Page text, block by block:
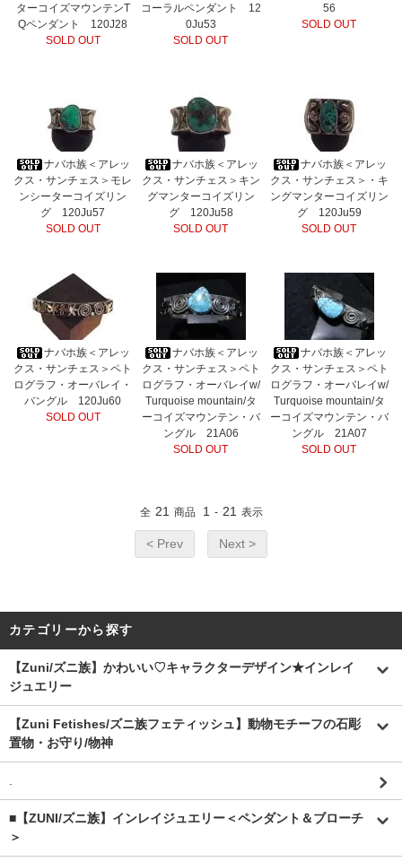
ターコイズマウンテンT
Qペンダント 120J28
SOLD OUT
コーラルペンダント 12
0Ju53
SOLD OUT
56
SOLD OUT
ナバホ族＜アレッ
クス・サンチェス＞モレ
ンシーターコイズリン
グ 120Ju57
SOLD OUT
ナバホ族＜アレッ
クス・サンチェス＞キン
グマンターコイズリン
グ 120Ju58
SOLD OUT
ナバホ族＜アレッ
クス・サンチェス＞・キ
ングマンターコイズリン
グ 120Ju59
SOLD OUT
ナバホ族＜アレッ
クス・サンチェス＞ペト
ログラフ・オーバレイ・
バングル 120Ju60
SOLD OUT
ナバホ族＜アレッ
クス・サンチェス＞ペト
ログラフ・オーバレイw/
Turquoise mountain/タ
ーコイズマウンテン・バ
ングル 21A06
SOLD OUT
ナバホ族＜アレッ
クス・サンチェス＞ペト
ログラフ・オーバレイw/
Turquoise mountain/タ
ーコイズマウンテン・バ
ングル 21A07
SOLD OUT
全 21 商品 1 - 21 表示
< Prev Next >
カテゴリーから探す
【Zuni/ズニ族】かわいい♡キャラクターデザイン★インレイ
ジュエリー
【Zuni Fetishes/ズニ族フェティッシュ】動物モチーフの石彫
置物・お守り/物神
■【ZUNI/ズニ族】インレイジュエリー＜ペンダント＆ブローチ
＞